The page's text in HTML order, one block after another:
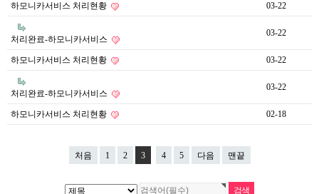
하모니카서비스 처리현황 03-22
처리완료-하모니카서비스
03-22
하모니카서비스 처리현황 03-22
처리완료-하모니카서비스
03-22
하모니카서비스 처리현황 02-18
처음 1 2 3 4 5 다음 맨끝